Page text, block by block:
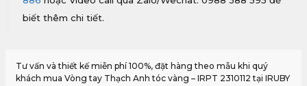
biết thêm chi tiết.
Tư vấn và thiết kế miễn phí 100%, đặt hàng theo mẫu khi quý
khách mua Vòng tay Thạch Anh tóc vàng – IRPT 2310112 tại IRUBY